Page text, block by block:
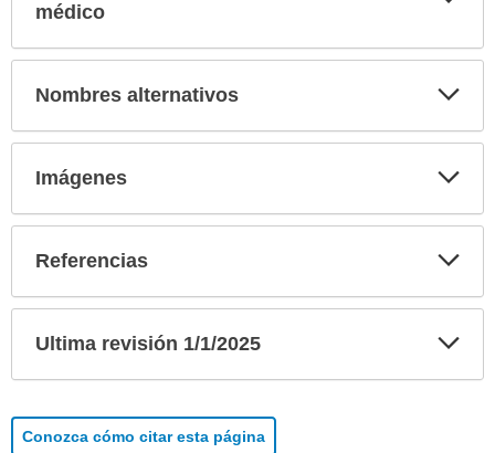
médico
Nombres alternativos
Imágenes
Referencias
Ultima revisión 1/1/2025
Conozca cómo citar esta página